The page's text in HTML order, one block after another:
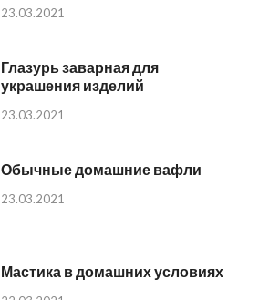
23.03.2021
Глазурь заварная для
украшения изделий
23.03.2021
Обычные домашние вафли
23.03.2021
Мастика в домашних условиях